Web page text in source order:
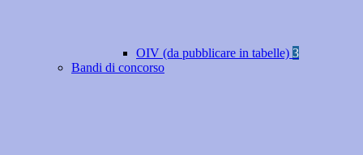
OIV (da pubblicare in tabelle) 3
Bandi di concorso